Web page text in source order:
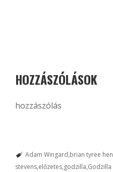
HOZZÁSZÓLÁSOK
hozzászólás
Adam Wingard brian tyree
stevens előzetes godzilla